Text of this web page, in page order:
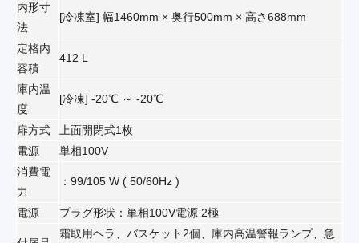
内形寸
法
[冷凍室] 幅1460mm × 奥行500mm × 高さ688mm
定格内
容積
412 L
庫内温
度
[冷凍] -20℃ ～ -20℃
扉方式
上面開閉式1枚
電源
単相100V
消費電
力
：99/105 W ( 50/60Hz )
電源 プラグ形状：単相100V電源 2極
霜取用ヘラ、バスケット2個、庫内高温警報ランプ、急